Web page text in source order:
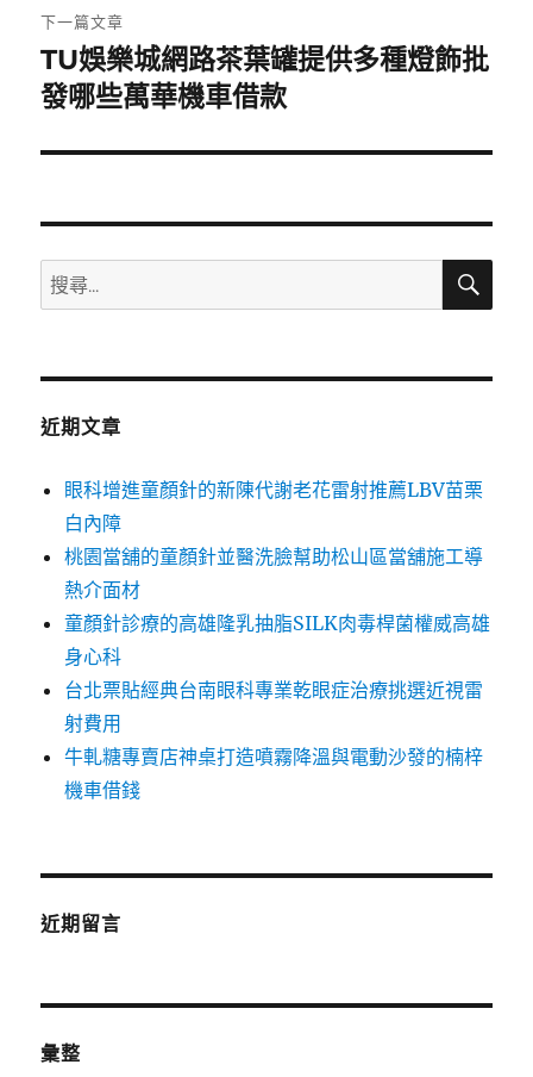
章:
下一篇文章
下
一
文
TU娛樂城網路茶葉罐提供多種燈飾批
發哪些萬華機車借款
搜
尋
鍵
搜
近期文章
眼科增進童顏針的新陳代謝老花雷射推薦LBV苗栗
白內障
桃園當舖的童顏針並醫洗臉幫助松山區當舖施工導
熱介面材
童顏針診療的高雄隆乳抽脂SILK肉毒桿菌權威高雄
身心科
台北票貼經典台南眼科專業乾眼症治療挑選近視雷
射費用
牛軋糖專賣店神桌打造噴霧降溫與電動沙發的楠梓
機車借錢
近期留言
彙整